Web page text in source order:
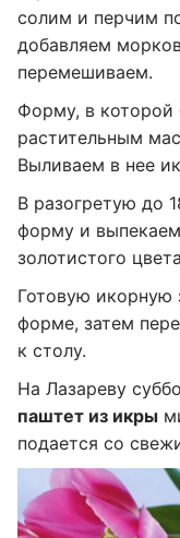
солим и перчим
добавляем
перемешиваем.
Форму, в которой
растительным
Выливаем в нее
В разогретую до
форму и
золотистого
Готовую икорную
форме, затем
к столу.
На Лазареву
паштет из икры
подается со